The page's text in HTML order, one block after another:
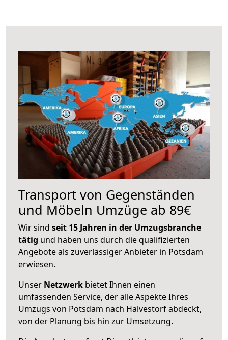
Transport von Gegenständen
und Möbeln Umzüge ab 89€
Wir sind seit 15 Jahren in der Umzugsbranche
tätig und haben uns durch die qualifizierten
Angebote als zuverlässiger Anbieter in Potsdam
erwiesen.
Unser Netzwerk bietet Ihnen einen
umfassenden Service, der alle Aspekte Ihres
Umzugs von Potsdam nach Halvestorf abdeckt,
von der Planung bis hin zur Umsetzung.